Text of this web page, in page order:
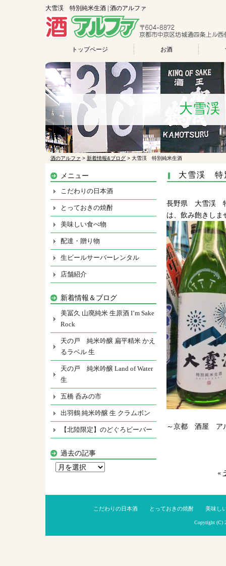
大雪渓 特別純米生酒 | 酒のアルファ
トップページ お酒
大雪
酒のアルファ > 新着情報&ブログ > 大雪渓 特別純米生酒
大雪渓 特
長野県 大雪渓 特
は、飲み飽きしま
～京都 酒屋 ア
«
メニュー
こだわりの日本酒
とっておきの焼酎
美味しい食べ物
配達・贈り物
生ビールサーバーレンタル
店舗紹介
新着情報＆ブログ
美冨久 山廃純米 生原酒 I’m Sake
Rock
天の戸 純米吟醸 扁平精米 かえ
るラベル 生
天の戸 純米吟醸 Land of Water
生
五橋 呑みの市
出羽鶴 純米吟醸 生 クラムボン
【北陸限定】のどぐろビーバー
過去の記事
こだわりの日本酒 とっておきの焼酎 美味し
Copyright (C)